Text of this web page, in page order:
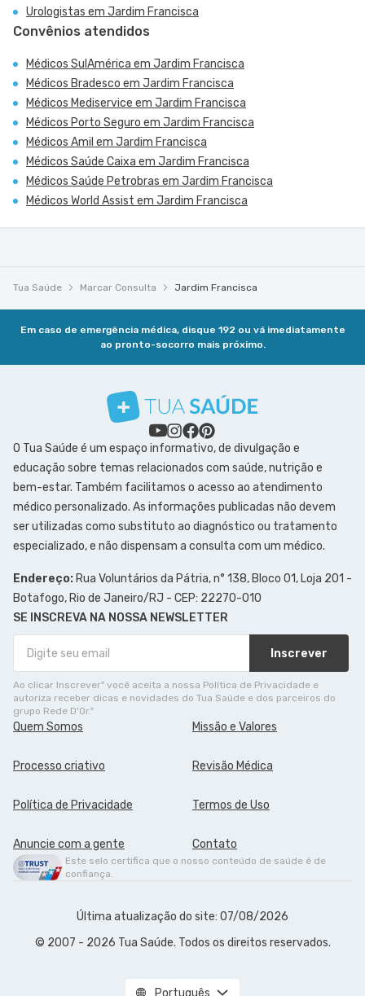
Urologistas em Jardim Francisca
Convênios atendidos
Médicos SulAmérica em Jardim Francisca
Médicos Bradesco em Jardim Francisca
Médicos Mediservice em Jardim Francisca
Médicos Porto Seguro em Jardim Francisca
Médicos Amil em Jardim Francisca
Médicos Saúde Caixa em Jardim Francisca
Médicos Saúde Petrobras em Jardim Francisca
Médicos World Assist em Jardim Francisca
Tua Saúde Marcar Consulta Jardim Francisca
Em caso de emergência médica, disque 192 ou vá imediatamente
ao pronto-socorro mais próximo.
O Tua Saúde é um espaço informativo, de divulgação e
educação sobre temas relacionados com saúde, nutrição e
bem-estar. Também facilitamos o acesso ao atendimento
médico personalizado. As informações publicadas não devem
ser utilizadas como substituto ao diagnóstico ou tratamento
especializado, e não dispensam a consulta com um médico.
Endereço: Rua Voluntários da Pátria, n° 138, Bloco 01, Loja 201 -
Botafogo, Rio de Janeiro/RJ - CEP: 22270-010
SE INSCREVA NA NOSSA NEWSLETTER
Inscrever
Ao clicar Inscrever" você aceita a nossa Política de Privacidade e
autoriza receber dicas e novidades do Tua Saúde e dos parceiros do
grupo Rede D'Or."
Quem Somos Missão e Valores
Processo criativo Revisão Médica
Política de Privacidade Termos de Uso
Anuncie com a gente Contato
Este selo certifica que o nosso conteúdo de saúde é de
confiança.
Última atualização do site: 07/08/2026
© 2007 - 2026 Tua Saúde. Todos os direitos reservados.
Português